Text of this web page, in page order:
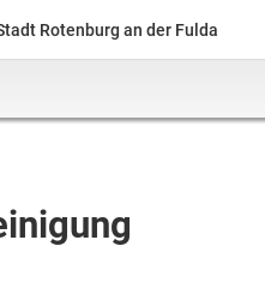
Rotenburg an der Fulda